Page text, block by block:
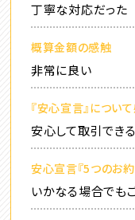
丁寧な対応だった
概算金額の感触
非常に良い
『安心宣言』につい
安心して取引でき
安心宣言『5つのお
いかなる場合でも